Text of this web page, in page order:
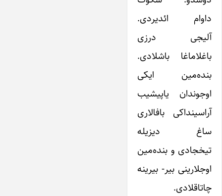
داوام ائدیردی.
آلیجی درزی
باغلاماغا باشلادی.
بنده‌مین ایکی
اوجوندان یاپیشیب
آراسینداکی بافالاری
ساغ دیزیله
تیخجادی و بنده‌مین
اوجلارینی بیر- بیرینه
چاتاقلادی.